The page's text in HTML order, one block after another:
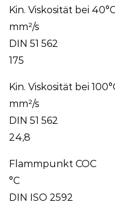
Kin. Viskosität bei
mm²/s
DIN 51 562
175
Kin. Viskosität bei
mm²/s
DIN 51 562
24,8
Flammpunkt COC
°C
DIN ISO 2592